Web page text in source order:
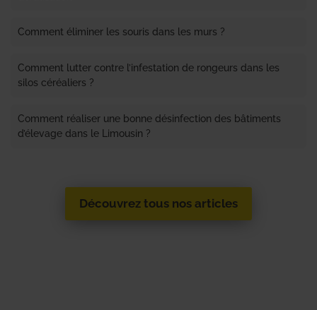
Comment éliminer les souris dans les murs ?
Comment lutter contre l’infestation de rongeurs dans les
silos céréaliers ?
Comment réaliser une bonne désinfection des bâtiments
d’élevage dans le Limousin ?
Découvrez tous nos articles